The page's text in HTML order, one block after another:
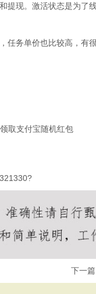
现。激活状态是为了
务单价也比较高，有
取支付宝随机红包
下一篇